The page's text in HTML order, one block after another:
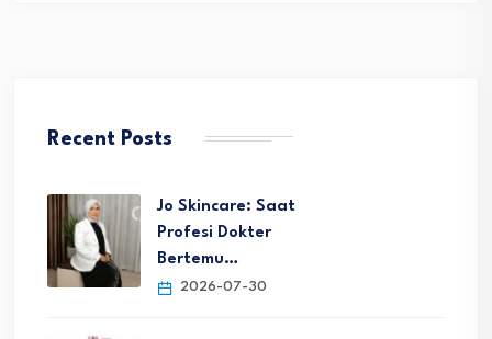
Recent Posts
Jo Skincare: Saat
Profesi Dokter
Bertemu…
2026-07-30